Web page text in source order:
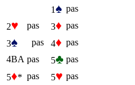
1♠ pas
2♥ pas 3♦ pas
3♠ pas 4♦ pas
4BA pas 5♣ pas
5♦* pas 5♥ pas